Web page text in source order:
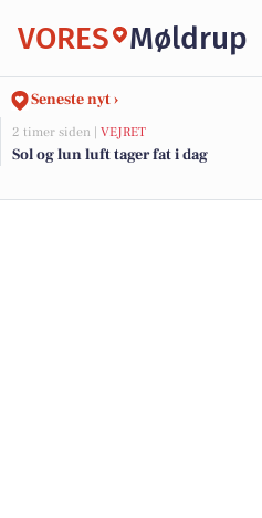
VORES Møldrup
Seneste nyt ›
2 timer siden | VEJRET
Sol og lun luft tager fat i dag